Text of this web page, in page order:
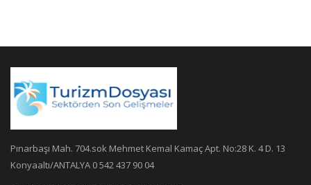
Pınarbaşı Mah. 704.sok Mehmet Kemal Kamaç Apt. No:28 K. 4 D. 13
Konyaaltı/ANTALYA 0 542 437 90 04